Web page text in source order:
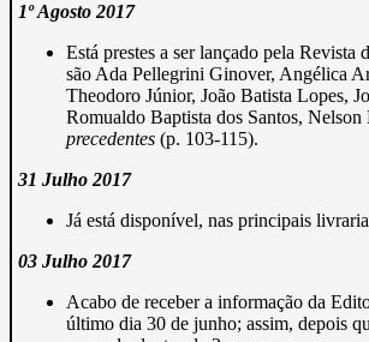
1º Agosto 2017
Está prestes a ser lançado pela Revista
são Ada Pellegrini Ginover, Angélica
Theodoro Júnior, João Batista Lopes,
Romualdo Baptista dos Santos,
precedentes (p. 103-115).
31 Julho 2017
Já está disponível, nas principais
03 Julho 2017
Acabo de receber a informação da
último dia 30 de junho; assim, depois